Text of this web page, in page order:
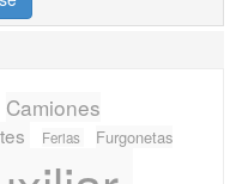
Camiones
Ferias Furgonetas